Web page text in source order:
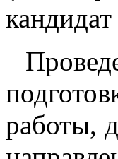
работы,